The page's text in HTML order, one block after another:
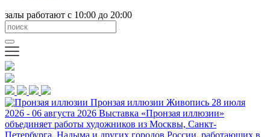
залы работают с 10:00 до 20:00
Пронзая иллюзии Живопись 28 июля
2026 - 06 августа 2026 Выставка «Пронзая иллюзии»
объединяет работы художников из Москвы, Санкт-
Петербурга, Надыма и других городов России, работающих в